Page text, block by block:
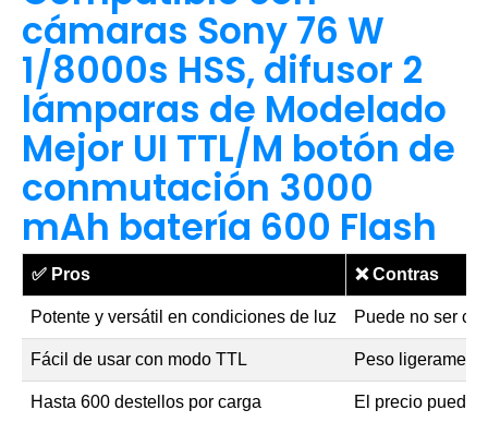
cámaras Sony 76 W
1/8000s HSS, difusor 2
lámparas de Modelado
Mejor UI TTL/M botón de
conmutación 3000
mAh batería 600 Flash
✅ Pros ❌Contras
Potente y versátil en condiciones de luz Puede no ser
Fácil de usar con modo TTL Peso
Hasta 600 destellos por carga El precio puede